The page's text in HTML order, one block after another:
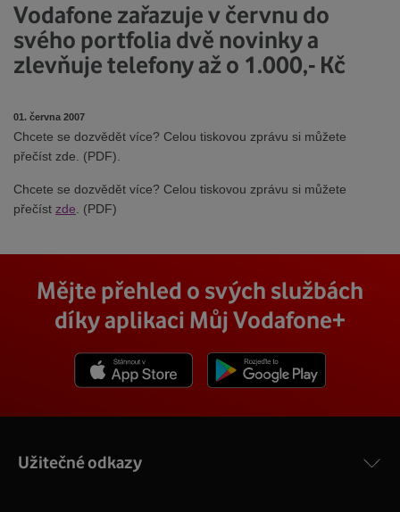
Vodafone zařazuje v červnu do
svého portfolia dvě novinky a
zlevňuje telefony až o 1.000,- Kč
01. června 2007
Chcete se dozvědět více? Celou tiskovou zprávu si můžete
přečíst zde. (PDF).
Chcete se dozvědět více? Celou tiskovou zprávu si můžete
přečíst zde . (PDF)
Mějte přehled o svých službách
díky aplikaci Můj Vodafone+
Užitečné odkazy